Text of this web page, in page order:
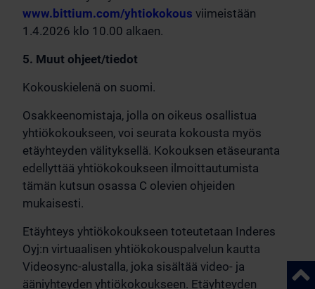
www.bittium.com/yhtiokokous viimeistään
1.4.2026 klo 10.00 alkaen.
5. Muut ohjeet/tiedot
Kokouskielenä on suomi.
Osakkeenomistaja, jolla on oikeus osallistua
yhtiökokoukseen, voi seurata kokousta myös
etäyhteyden välityksellä. Kokouksen etäseuranta
edellyttää yhtiökokoukseen ilmoittautumista
tämän kutsun osassa C olevien ohjeiden
mukaisesti.
Etäyhteys yhtiökokoukseen toteutetaan Inderes
Oyj:n virtuaalisen yhtiökokouspalvelun kautta
Videosync-alustalla, joka sisältää video- ja
ääniyhteyden yhtiökokoukseen. Etäyhteyden